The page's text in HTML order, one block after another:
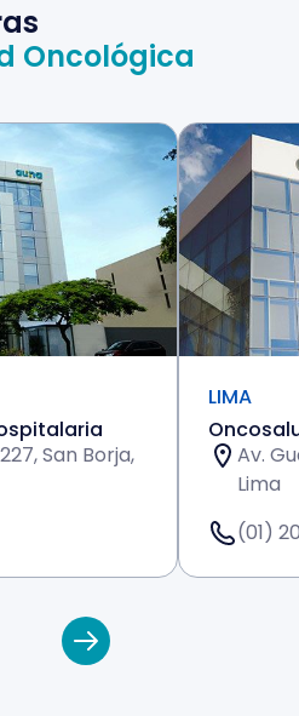
Oncológica
San Borja,
LIMA
Av.
Lima
(01)